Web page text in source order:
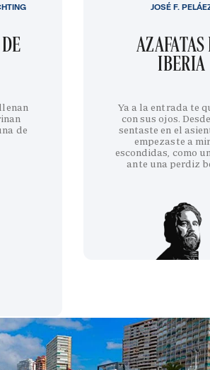
de
AZAFATAS
IBERIA
Ya a la entrada te
con sus ojos.
sentaste en el
empezaste a
escondidas, como
ante una perdiz
JOSÉ F.